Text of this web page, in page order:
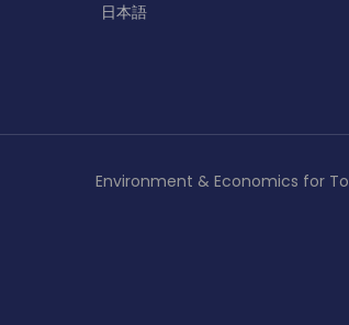
日本語
Environment & Economics for